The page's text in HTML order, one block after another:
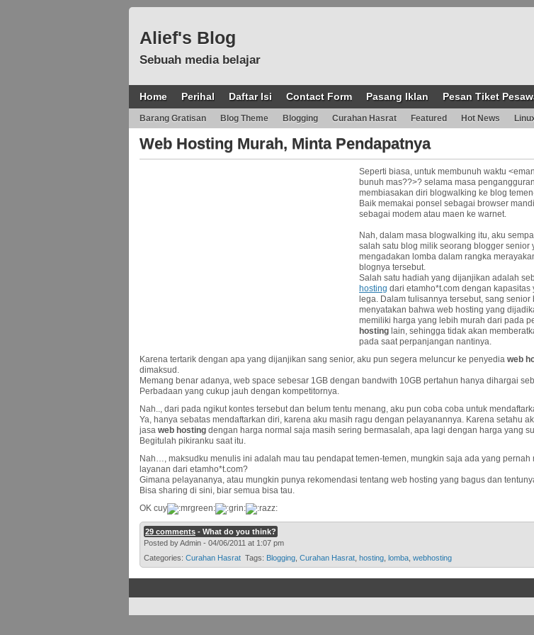
Alief's Blog
Sebuah media belajar
Home Perihal Daftar Isi Contact Form Pasang Iklan Pesan Tiket
Barang Gratisan Blog Theme Blogging Curahan Hasrat Featured Hot News
Web Hosting Murah, Minta Pendapatnya
Seperti biasa, untuk membunuh waktu
bunuh mas??>? selama masa
membiasakan diri blogwalking ke blog
Baik memakai ponsel sebagai browser
sebagai modem atau maen ke warnet.
Nah, dalam masa blogwalking itu, aku
salah satu blog milik seorang blogger senior
mengadakan lomba dalam rangka
blognya tersebut.
Salah satu hadiah yang dijanjikan adalah
hosting dari etamho*t.com dengan kapasitas
lega. Dalam tulisannya tersebut, sang senior
menyatakan bahwa web hosting yang
memiliki harga yang lebih murah dari pada
hosting lain, sehingga tidak akan
pada saat perpanjangan nantinya.
Karena tertarik dengan apa yang dijanjikan sang senior, aku pun segera meluncur ke penyedia web
dimaksud.
Memang benar adanya, web space sebesar 1GB dengan bandwith 10GB pertahun hanya dihargai
Perbadaan yang cukup jauh dengan kompetitornya.
Nah.., dari pada ngikut kontes tersebut dan belum tentu menang, aku pun coba coba untuk
Ya, hanya sebatas mendaftarkan diri, karena aku masih ragu dengan pelayanannya. Karena setahu
jasa web hosting dengan harga normal saja masih sering bermasalah, apa lagi dengan harga yang
Begitulah pikiranku saat itu.
Nah…, maksudku menulis ini adalah mau tau pendapat temen-temen, mungkin saja ada yang pernah
layanan dari etamho*t.com?
Gimana pelayananya, atau mungkin punya rekomendasi tentang web hosting yang bagus dan
Bisa sharing di sini, biar semua bisa tau.
OK cuy
29 comments - What do you think?
Posted by Admin - 04/06/2011 at 1:07 pm
Categories: Curahan Hasrat Tags: Blogging Curahan Hasrat hosting lomba webhosting